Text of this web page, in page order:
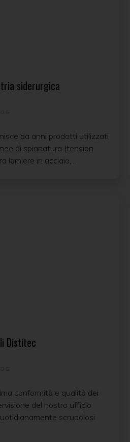
siderurgica
da anni prodotti utilizzati
di spianatura (tension
lamiere in acciaio,...
Distitec
conformità e qualità dei
del nostro ufficio
scrupolosi